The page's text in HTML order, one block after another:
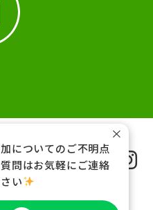
FOLLOW US
についてのご不明点
問はお気軽にご連絡
い
×